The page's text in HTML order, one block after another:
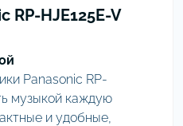
RP-HJE125E-V
Panasonic RP-
музыкой каждую
и удобные,